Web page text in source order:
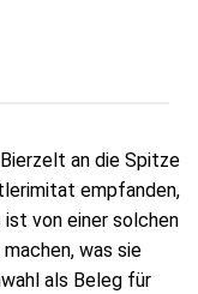
an die Spitze
empfanden,
ist von einer solchen
was sie
als Beleg für